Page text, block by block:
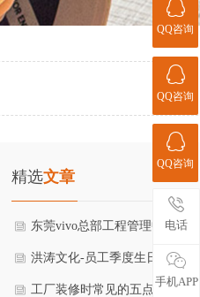
精选文章
东莞vivo总部工程管理中心领导
莅临考察
洪涛文化-员工季度生日会
工厂装修时常见的五点问题有
QQ咨询
QQ咨询
QQ咨询
电话
手机APP